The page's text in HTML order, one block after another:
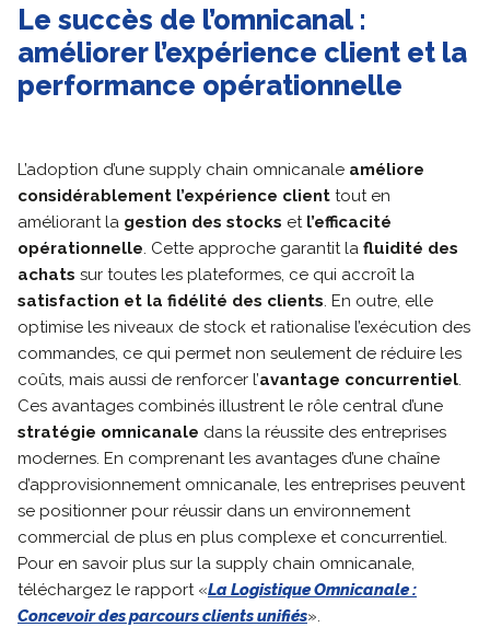
Le succès de l’omnicanal :
améliorer l’expérience client et la
performance opérationnelle
L’adoption d’une supply chain omnicanale améliore
considérablement l’expérience client tout en
améliorant la gestion des stocks et l’efficacité
opérationnelle. Cette approche garantit la fluidité des
achats sur toutes les plateformes, ce qui accroît la
satisfaction et la fidélité des clients. En outre, elle
optimise les niveaux de stock et rationalise l’exécution des
commandes, ce qui permet non seulement de réduire les
coûts, mais aussi de renforcer l’avantage concurrentiel.
Ces avantages combinés illustrent le rôle central d’une
stratégie omnicanale dans la réussite des entreprises
modernes. En comprenant les avantages d’une chaîne
d’approvisionnement omnicanale, les entreprises peuvent
se positionner pour réussir dans un environnement
commercial de plus en plus complexe et concurrentiel.
Pour en savoir plus sur la supply chain omnicanale,
téléchargez le rapport «La Logistique Omnicanale :
Concevoir des parcours clients unifiés».